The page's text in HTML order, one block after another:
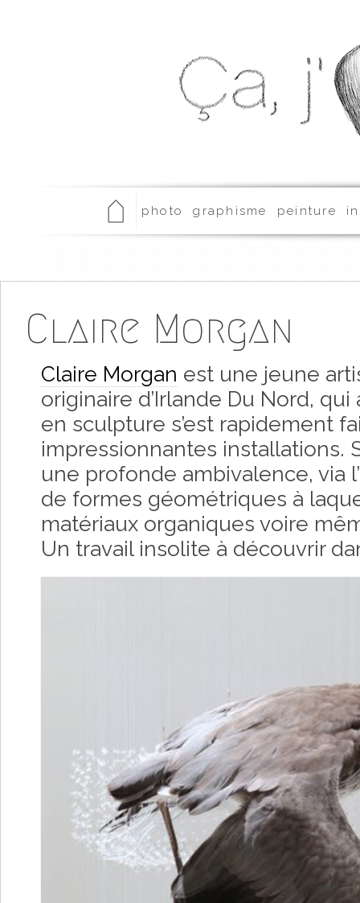
photo graphisme peinture
Claire Morgan
Claire Morgan est une jeune
originaire d’Irlande Du Nord, qui
en sculpture s’est rapidement
impressionnantes installations.
une profonde ambivalence, via
de formes géométriques à
matériaux organiques voire
Un travail insolite à découvrir